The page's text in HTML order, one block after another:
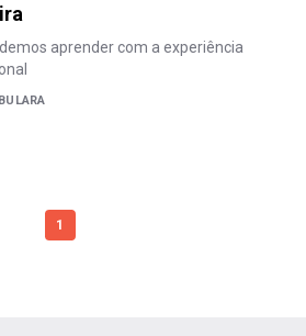
aprender com a experiência
1